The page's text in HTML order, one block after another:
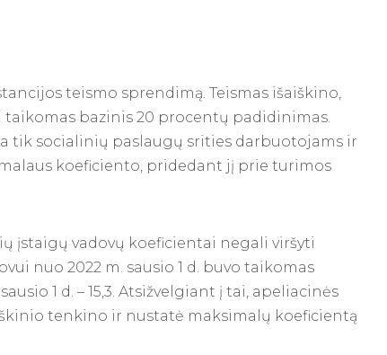
teismo sprendimą. Teismas išaiškino,
taikomas bazinis 20 procentų padidinimas.
tik socialinių paslaugų srities darbuotojams ir
koeficiento, pridedant jį prie turimos
įstaigų vadovų koeficientai negali viršyti
nuo 2022 m. sausio 1 d. buvo taikomas
1 d. – 15,3. Atsižvelgiant į tai, apeliacinės
tenkino ir nustatė maksimalų koeficientą